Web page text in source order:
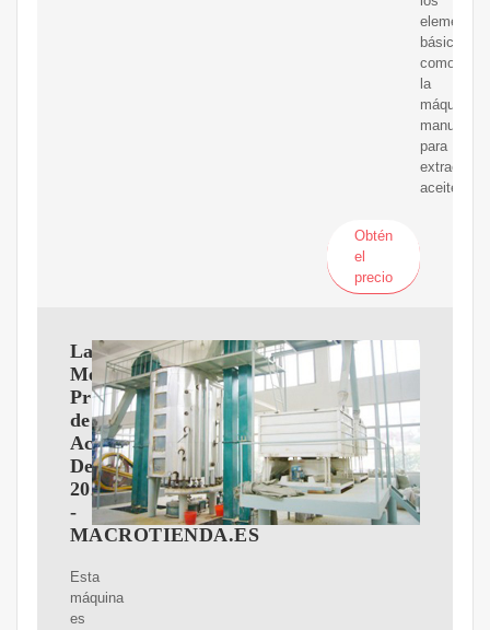
elementos
básicos
como
la
máquina
manual
para
extraer
aceite
Obtén
el
precio
Las
Mejores
Prensas
de
Aceite
De
2025
-
MACROTIENDA.ES
Esta
máquina
es